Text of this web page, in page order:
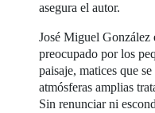
asegura el autor.
José Miguel González
preocupado por los
paisaje, matices que
atmósferas amplias
Sin renunciar ni